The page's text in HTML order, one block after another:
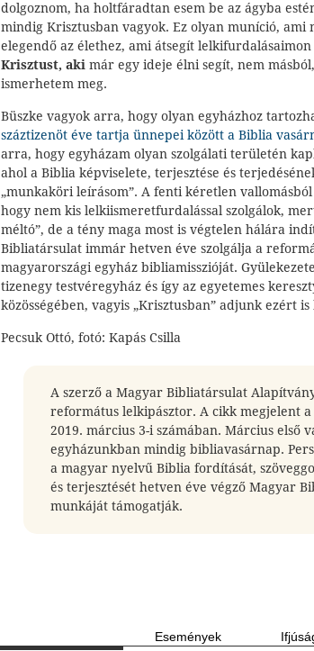
dolgoznom, ha holtfáradtan esem be az ágyba
mindig Krisztusban vagyok. Ez olyan muníció, ami
elegendő az élethez, ami átsegít lelkifurdalásaimon
Krisztust, aki már egy ideje élni segít, nem
ismerhetem meg.
Büszke vagyok arra, hogy olyan egyházhoz
száztizenöt éve tartja ünnepei között a Biblia
arra, hogy egyházam olyan szolgálati területén
ahol a Biblia képviselete, terjesztése és
„munkaköri leírásom”. A fenti kéretlen
hogy nem kis lelkiismeretfurdalással szolgálok,
méltó”, de a tény maga most is végtelen hálára
Bibliatársulat immár hetven éve szolgálja a
magyarországi egyház bibliamisszióját.
tizenegy testvéregyház és így az egyetemes
közösségében, vagyis „Krisztusban” adjunk ezért
Pecsuk Ottó, fotó: Kapás Csilla
A szerző a Magyar Bibliatársulat
református lelkipásztor. A cikk megjelent
2019. március 3-i számában. Március első
egyházunkban mindig bibliavasárnap.
a magyar nyelvű Biblia fordítását,
és terjesztését hetven éve végző Magyar
munkáját támogatják.
Események